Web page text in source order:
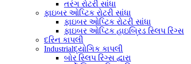
તરંગ રોટરી સાંધા
ફાઇબર ઓપ્ટિક રોટરી સાંધા
ફાઇબર ઓપ્ટિક રોટરી સાંધા
ફાઇબર ઓપ્ટિક હાઇબ્રિડ સ્લિપ રિંગ્સ
દરિન કાપલી
Industrialદ્યોગિક કાપલી
બોર સ્લિપ રિંગ્સ દ્વારા